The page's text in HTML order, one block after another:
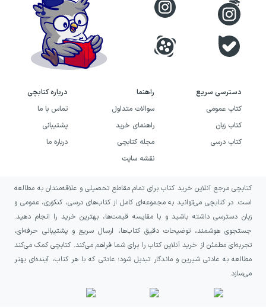
دسترسی سریع
کتاب عمومی
کتاب زبان
کتاب درسی
راهنما
سوالات متداول
راهنمای خرید
مجله کتابچی
نقشه سایت
درباره کتابچی
تماس با ما
پشتیبانی
درباره ما
کتابچی مرجع آنلاین خرید کتاب برای تمام مقاطع تحصیلی و علاقه‌مندان به مطالعه
است. در کتابچی می‌توانید به مجموعه‌ای کامل از کتاب‌های درسی، کنکوری، عمومی و
زبان دسترسی داشته باشید و با مقایسه قیمت‌ها، بهترین خرید را انجام دهید.
جستجوی هوشمند، توضیحات دقیق کتاب‌ها، ارسال سریع و پشتیبانی حرفه‌ای،
تجربه‌ای مطمئن از خرید آنلاین کتاب را برای شما فراهم می‌کند. کتابچی کمک می‌کند
مطالعه به عادتی شیرین و ماندگار تبدیل شود؛ عادتی که با هر کتاب، آینده‌ای بهتر
می‌سازد.